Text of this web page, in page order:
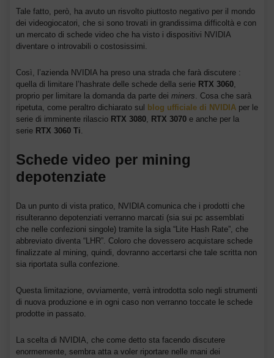
Tale fatto, però, ha avuto un risvolto piuttosto negativo per il mondo
dei videogiocatori, che si sono trovati in grandissima difficoltà e con
un mercato di schede video che ha visto i dispositivi NVIDIA
diventare o introvabili o costosissimi.
Così, l’azienda NVIDIA ha preso una strada che farà discutere :
quella di limitare l’hashrate delle schede della serie RTX 3060,
proprio per limitare la domanda da parte dei miners. Cosa che sarà
ripetuta, come peraltro dichiarato sul
blog ufficiale di NVIDIA per le
serie di imminente rilascio RTX 3080, RTX 3070 e anche per la
serie RTX 3060 Ti.
Schede video per mining
depotenziate
Da un punto di vista pratico, NVIDIA comunica che i prodotti che
risulteranno depotenziati verranno marcati (sia sui pc assemblati
che nelle confezioni singole) tramite la sigla “Lite Hash Rate”, che
abbreviato diventa “LHR”. Coloro che dovessero acquistare schede
finalizzate al mining, quindi, dovranno accertarsi che tale scritta non
sia riportata sulla confezione.
Questa limitazione, ovviamente, verrà introdotta solo negli strumenti
di nuova produzione e in ogni caso non verranno toccate le schede
prodotte in passato.
La scelta di NVIDIA, che come detto sta facendo discutere
enormemente, sembra atta a voler riportare nelle mani dei